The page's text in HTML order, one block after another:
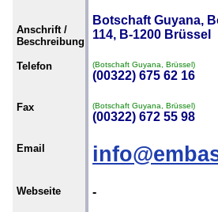
Anschrift /
Beschreibung
Botschaft Guyana,
114, B-1200 Brüssel
Telefon (Botschaft Guyana, Brüssel)
(00322) 675 62 16
Fax (Botschaft Guyana, Brüssel)
(00322) 672 55 98
Email
Webseite -